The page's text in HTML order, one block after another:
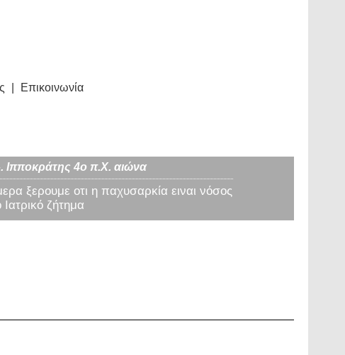
Επικοινωνία
Ιπποκράτης 4ο π.Χ. αιώνα
ξερουμε οτι η παχυσαρκία ειναι νόσος
ζήτημα